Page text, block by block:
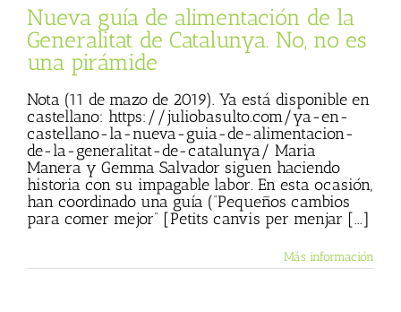
BasultoNueva guía de alimentación de la
Generalitat de Catalunya. No, no es
una pirámide
Nota (11 de mazo de 2019). Ya está disponible en
castellano: https://juliobasulto.com/ya-en-
castellano-la-nueva-guia-de-alimentacion-
de-la-generalitat-de-catalunya/ Maria
Manera y Gemma Salvador siguen haciendo
historia con su impagable labor. En esta ocasión,
han coordinado una guía (“Pequeños cambios
para comer mejor” [Petits canvis per menjar [...]
Más información